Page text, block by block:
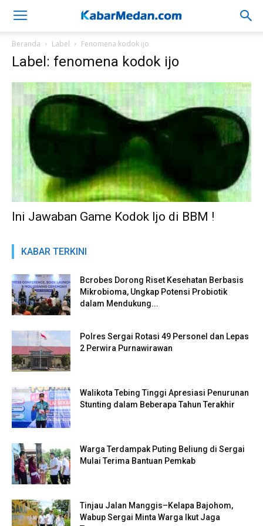
Beranda Label Fenomena kodok ijo
Label: fenomena kodok ijo
Ini Jawaban Game Kodok Ijo di BBM !
KABAR TERKINI
Bcrobes Dorong Riset Kesehatan Berbasis
Mikrobioma, Ungkap Potensi Probiotik
dalam Mendukung...
Polres Sergai Rotasi 49 Personel dan Lepas
2 Perwira Purnawirawan
Walikota Tebing Tinggi Apresiasi Penurunan
Stunting dalam Beberapa Tahun Terakhir
Warga Terdampak Puting Beliung di Sergai
Mulai Terima Bantuan Pemkab
Tinjau Jalan Manggis–Kelapa Bajohom,
Wabup Sergai Minta Warga Ikut Jaga